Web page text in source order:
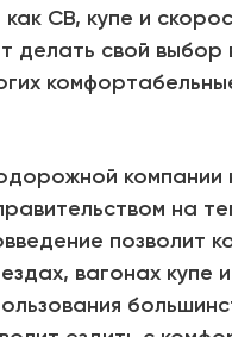
как СВ, купе и
делать свой выбор
компании
на
позволит
вагонах купе